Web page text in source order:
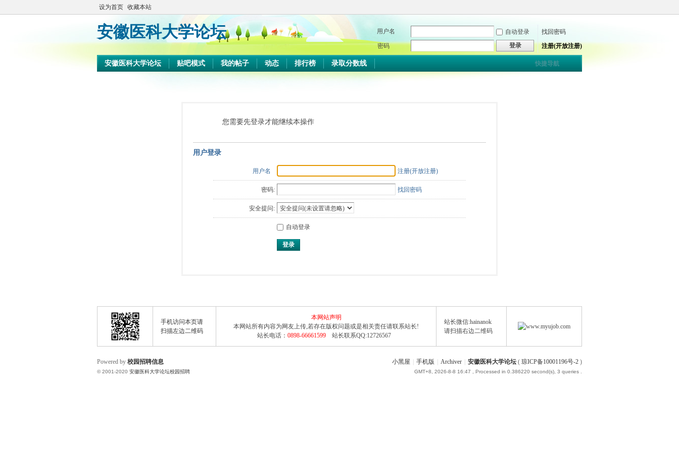
设为首页 收藏本站
安徽医科大学论坛 用户名 自动登录
找回密码
密码
登录 注册(开放注册)
快捷导航
安徽医科大学论坛 贴吧模式 我的帖子 动态 排行榜 录取分数线
您需要先登录才能继续本操作
用户登录
用户名 注册(开放注册)
密码: 找回密码
安全提问:
自动登录
登录
手机访问本页请
扫描左边二维码
本网站声明
本网站所有内容为网友上传,若存在版权问题或是相关责任请联系站长!
站长电话： 0898-66661599站长联系QQ:12726567
站长微信:hainanok
请扫描右边二维码
小黑屋 手机版 Archiver 安徽医科大学论坛 ( 琼ICP备10001196号-2 )
GMT+8, 2026-8-8 16:47 , Processed in 0.386220 second(s), 3 queries .
Powered by 校园招聘信息
© 2001-2020 安徽医科大学论坛校园招聘